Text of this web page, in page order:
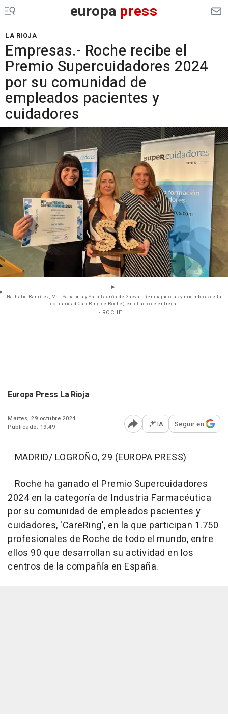
europa press
LA RIOJA
Empresas.- Roche recibe el
Premio Supercuidadores 2024
por su comunidad de
empleados pacientes y
cuidadores
Nathalie Ramírez, Mar Sanabria y Sara Ladrón de Guevara (embajadoras y miembros de la
comunidad CareRing de Roche), en el acto de entrega.
- ROCHE
Europa Press La Rioja
Martes, 29 octubre 2024
Publicado: 19:49
Abrir opciones para
IA Seguir en
MADRID/ LOGROÑO, 29 (EUROPA PRESS)
Roche ha ganado el Premio Supercuidadores
2024 en la categoría de Industria Farmacéutica
por su comunidad de empleados pacientes y
cuidadores, 'CareRing', en la que participan 1.750
profesionales de Roche de todo el mundo, entre
ellos 90 que desarrollan su actividad en los
centros de la compañía en España.